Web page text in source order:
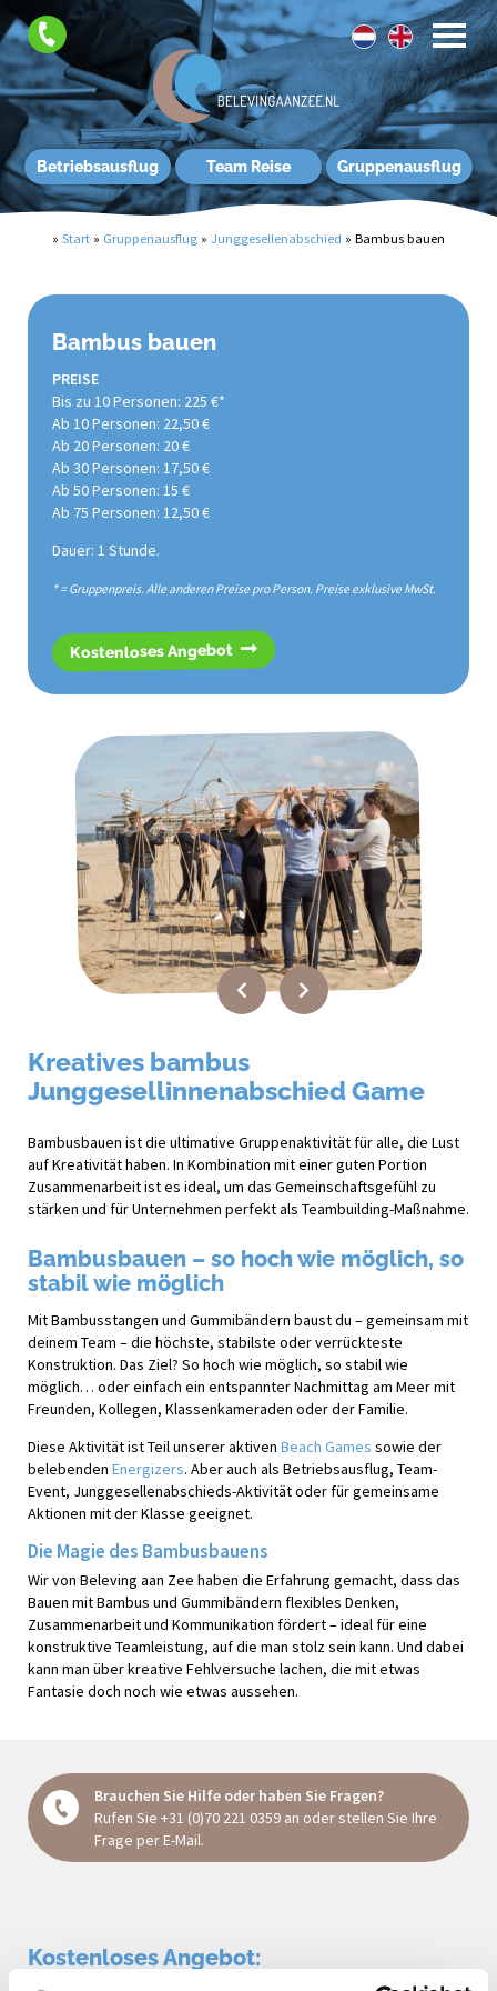
Betriebsausflug Team Reise Gruppenausflug
» Start » Gruppenausflug » Junggesellenabschied » Bambus bauen
Bambus bauen
PREISE
Bis zu 10 Personen: 225 €*
Ab 10 Personen: 22,50 €
Ab 20 Personen: 20 €
Ab 30 Personen: 17,50 €
Ab 50 Personen: 15 €
Ab 75 Personen: 12,50 €
Dauer: 1 Stunde.
* = Gruppenpreis. Alle anderen Preise pro Person. Preise exklusive MwSt.
Kostenloses Angebot
Kreatives bambus
Junggesellinnenabschied Game
Bambusbauen ist die ultimative Gruppenaktivität für alle, die Lust
auf Kreativität haben. In Kombination mit einer guten Portion
Zusammenarbeit ist es ideal, um das Gemeinschaftsgefühl zu
stärken und für Unternehmen perfekt als Teambuilding-Maßnahme.
Bambusbauen – so hoch wie möglich, so
stabil wie möglich
Mit Bambusstangen und Gummibändern baust du – gemeinsam mit
deinem Team – die höchste, stabilste oder verrückteste
Konstruktion. Das Ziel? So hoch wie möglich, so stabil wie
möglich… oder einfach ein entspannter Nachmittag am Meer mit
Freunden, Kollegen, Klassenkameraden oder der Familie.
Diese Aktivität ist Teil unserer aktiven Beach Games sowie der
belebenden Energizers. Aber auch als Betriebsausflug, Team-
Event, Junggesellenabschieds-Aktivität oder für gemeinsame
Aktionen mit der Klasse geeignet.
Die Magie des Bambusbauens
Wir von Beleving aan Zee haben die Erfahrung gemacht, dass das
Bauen mit Bambus und Gummibändern flexibles Denken,
Zusammenarbeit und Kommunikation fördert – ideal für eine
konstruktive Teamleistung, auf die man stolz sein kann. Und dabei
kann man über kreative Fehlversuche lachen, die mit etwas
Fantasie doch noch wie etwas aussehen.
Brauchen Sie Hilfe oder haben Sie Fragen?
Rufen Sie +31 (0)70 221 0359 an oder stellen Sie Ihre
Frage per E-Mail.
Kostenloses Angebot: